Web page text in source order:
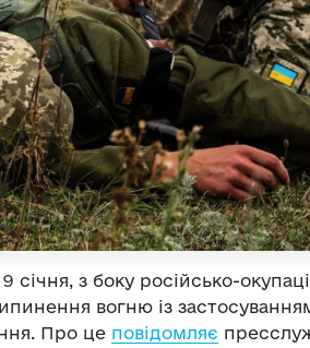
з боку російсько-
вогню із
Про це повідомляє